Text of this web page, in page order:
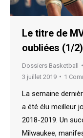
Le titre de
oubliées (1/2)
Dossiers Basketball
3 juillet 2019
1
La semaine
a été élu meilleur
2018-2019. Un
Milwaukee,